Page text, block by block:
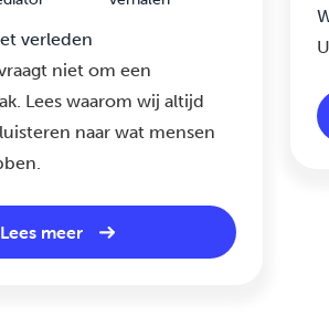
verleden
niet om een
Lees waarom wij altijd
naar wat mensen
Lees meer